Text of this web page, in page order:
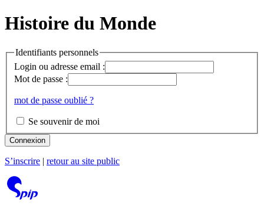
Histoire du Monde
Identifiants personnels
Login ou adresse email :
Mot de passe :
mot de passe oublié ?
Se souvenir de moi
Connexion
S’inscrire retour au site public